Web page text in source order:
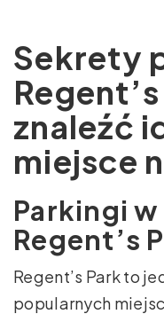
Sekrety
znaleźć
miejsce
Parkingi
Regent’s
Regent’s Park to
popularnych